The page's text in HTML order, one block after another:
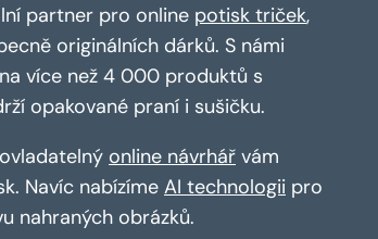
partner pro online potisk triček,
originálních dárků. S námi
více než 4 000 produktů s
opakované praní i sušičku.
online návrhář vám
Navíc nabízíme AI technologii pro
nahraných obrázků.